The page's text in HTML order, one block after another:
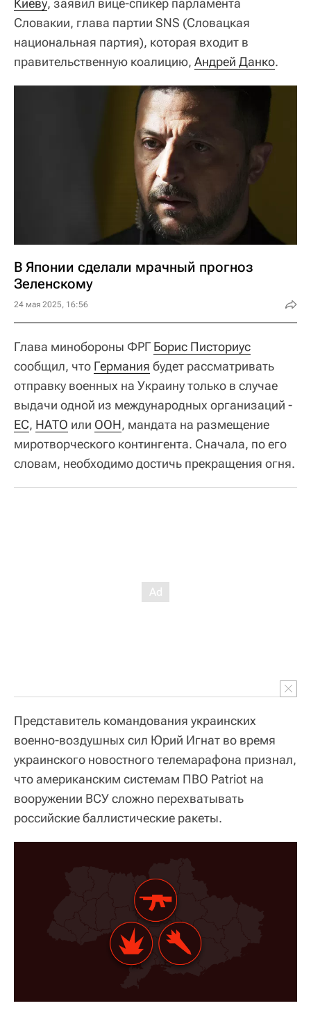
Словакии, глава партии SNS (Словацкая
национальная партия), которая входит в
правительственную коалицию, Андрей Данко.
В Японии сделали мрачный прогноз
Зеленскому
24 мая 2025, 16:56
Глава минобороны ФРГ Борис Писториус
сообщил, что Германия будет рассматривать
отправку военных на Украину только в случае
выдачи одной из международных организаций -
ЕС, НАТО или ООН, мандата на размещение
миротворческого контингента. Сначала, по его
словам, необходимо достичь прекращения огня.
Представитель командования украинских
военно-воздушных сил Юрий Игнат во время
украинского новостного телемарафона признал,
что американским системам ПВО Patriot на
вооружении ВСУ сложно перехватывать
российские баллистические ракеты.